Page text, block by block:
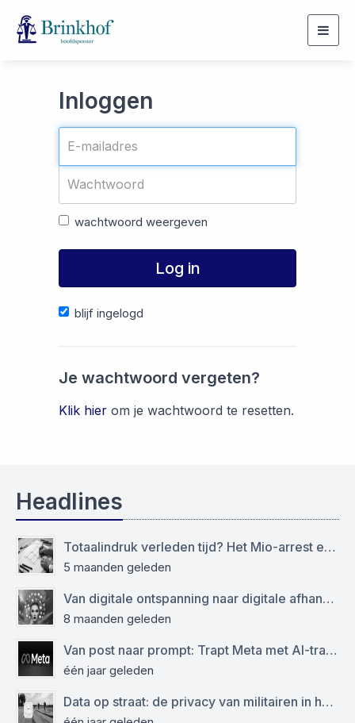
Inloggen
wachtwoord weergeven
Log in
blijf ingelogd
Je wachtwoord vergeten?
Klik hier om je wachtwoord te resetten.
Headlines
Totaalindruk verleden tijd? Het Mio-arrest en de grens tussen het modellen- en auteursrecht
5 maanden geleden
Van digitale ontspanning naar digitale afhankelijkheid: functioneren sociale media als virtuele drugs?
8 maanden geleden
Van post naar prompt: Trapt Meta met AI-training op de AVG?
één jaar geleden
Data op straat: de privacy van militairen in het geding